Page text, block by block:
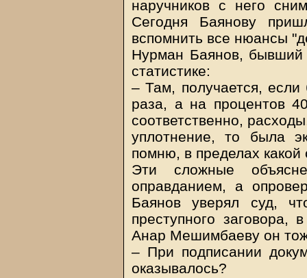
наручников с него
Сегодня Баянову
вспомнить все нюансы
Нурман Баянов, бывший
статистике:
– Там, получается,
раза, а на процентов
соответственно,
уплотнение, то была
помню, в пределах
Эти сложные
оправданием, а
Баянов уверял суд,
преступного
Анар Мешимбаеву он
– При подписании
оказывалось?